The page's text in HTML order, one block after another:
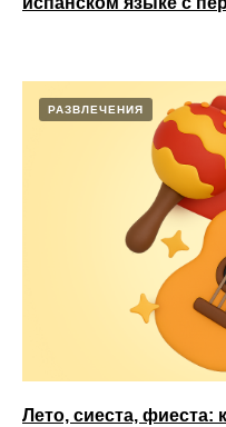
РАЗВЛЕЧЕНИЯ
Лето, сиеста, фиеста: